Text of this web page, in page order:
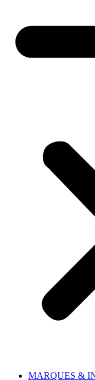
MARQUES &